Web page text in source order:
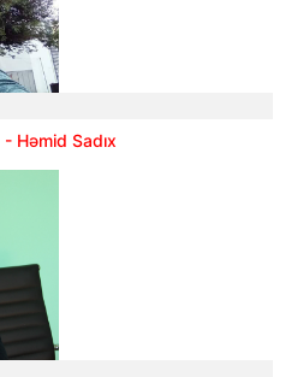
- Həmid Sadıx